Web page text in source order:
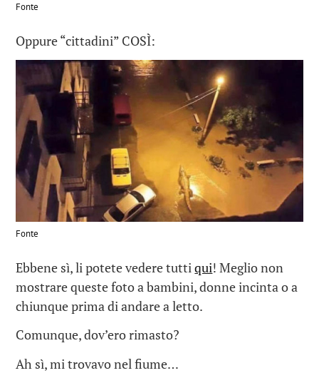
Fonte
Oppure “cittadini” COSÌ:
Fonte
Ebbene sì, li potete vedere tuttiqui! Meglio non
mostrare queste foto a bambini, donne incinta o a
chiunque prima di andare a letto.
Comunque, dov’ero rimasto?
Ah sì, mi trovavo nel fiume…